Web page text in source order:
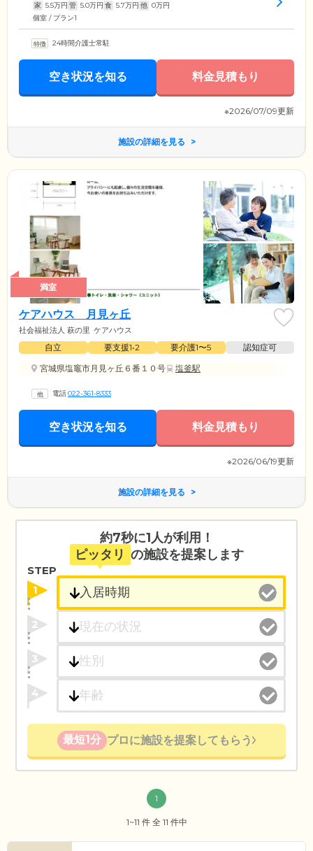
家 5.5万円 管 5.0万円 食 5.7万円 他 0万円
個室 / プラン1
24時間介護士常駐
空き状況を知る 料金見積もり
※2026/07/09更新
施設の詳細を見る
満室
ケアハウス 月見ヶ丘
社会福祉法人 萩の里 ケアハウス
自立 要支援1•2 要介護1〜5
認知症可
宮城県塩竈市月見ヶ丘６番１０号
塩釜駅
電話022-361-8333
空き状況を知る 料金見積もり
※2026/06/19更新
施設の詳細を見る
約7秒に1人が利用！
ピッタリ の施設を提案します
STEP
1
2
3
4
最短1分 プロに施設を提案してもらう
1
1~11 件 全 11 件中